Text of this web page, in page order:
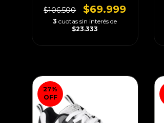
$106.500
$69.999
3 cuotas sin interés de
$23.333
27%
OFF